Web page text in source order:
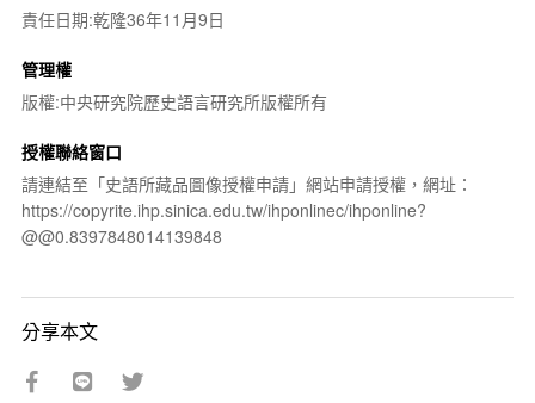
責任日期:乾隆36年11月9日
管理權
版權:中央研究院歷史語言研究所版權所有
授權聯絡窗口
請連結至「史語所藏品圖像授權申請」網站申請授權，網址：
https://copyrite.ihp.sinica.edu.tw/ihponlinec/ihponline?
@@0.8397848014139848
分享本文